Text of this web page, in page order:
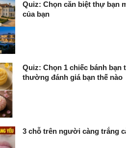
Quiz: Chọn căn biệt thự bạn
của bạn
Quiz: Chọn 1 chiếc bánh
thường đánh giá bạn thế nào
3 chỗ trên người càng trắng